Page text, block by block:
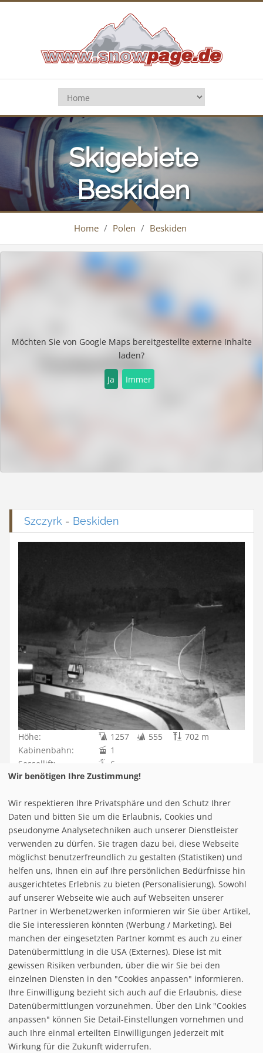
Skigebiete
Beskiden
Home / Polen / Beskiden
Möchten Sie von Google Maps bereitgestellte externe Inhalte
laden?
Ja Immer
Szczyrk - Beskiden
Höhe: 1257 555
702 m
Kabinenbahn:
1
Sessellift:
6
Schlepplift:
12
Pisten gesamt:
42 km
schwarz:
2
rot:
7
blau:
17
Details [+]
follow us on facebook
Home
Datenschutzerklärung
Wir benötigen Ihre Zustimmung!
Wir respektieren Ihre Privatsphäre und den Schutz Ihrer
Daten und bitten Sie um die Erlaubnis, Cookies und
pseudonyme Analysetechniken auch unserer Dienstleister
verwenden zu dürfen. Sie tragen dazu bei, diese Webseite
möglichst benutzerfreundlich zu gestalten (Statistiken) und
helfen uns, Ihnen ein auf Ihre persönlichen Bedürfnisse hin
ausgerichtetes Erlebnis zu bieten (Personalisierung). Sowohl
auf unserer Webseite wie auch auf Webseiten unserer
Partner in Werbenetzwerken informieren wir Sie über Artikel,
die Sie interessieren könnten (Werbung / Marketing). Bei
manchen der eingesetzten Partner kommt es auch zu einer
Datenübermittlung in die USA (Externes). Diese ist mit
gewissen Risiken verbunden, über die wir Sie bei den
einzelnen Diensten in den "Cookies anpassen" informieren.
Ihre Einwilligung bezieht sich auch auf die Erlaubnis, diese
Datenübermittlungen vorzunehmen. Über den Link "Cookies
anpassen" können Sie Detail-Einstellungen vornehmen und
auch Ihre einmal erteilten Einwilligungen jederzeit mit
Wirkung für die Zukunft widerrufen.